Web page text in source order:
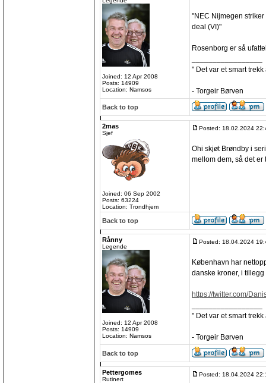
Joined: 12 Apr 2008
Posts: 14909
Location: Namsos
"NEC Nijmegen
deal (VI)"
Rosenborg er så
" Det var et smart
- Torgeir Børven
Back to top
2mas
Sjef
Joined: 06 Sep 2002
Posts: 63224
Location: Trondhjem
Posted: 18.02.2024
Ohi skjøt Brøndby i
mellom dem, så det er
Back to top
Rånny
Legende
Joined: 12 Apr 2008
Posts: 14909
Location: Namsos
Posted: 18.04.2024
København har
danske kroner, i
https://twitter.com/
" Det var et smart
- Torgeir Børven
Back to top
Pettergomes
Rutinert
Posted: 18.04.2024